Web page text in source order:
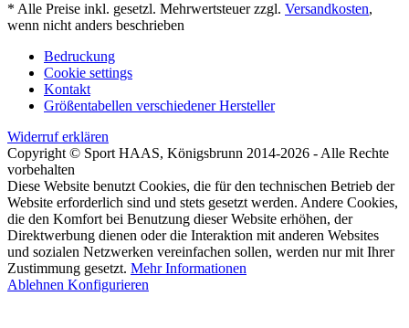
* Alle Preise inkl. gesetzl. Mehrwertsteuer zzgl. Versandkosten,
wenn nicht anders beschrieben
Bedruckung
Cookie settings
Kontakt
Größentabellen verschiedener Hersteller
Widerruf erklären
Copyright © Sport HAAS, Königsbrunn 2014-2026 - Alle Rechte
vorbehalten
Diese Website benutzt Cookies, die für den technischen Betrieb der
Website erforderlich sind und stets gesetzt werden. Andere Cookies,
die den Komfort bei Benutzung dieser Website erhöhen, der
Direktwerbung dienen oder die Interaktion mit anderen Websites
und sozialen Netzwerken vereinfachen sollen, werden nur mit Ihrer
Zustimmung gesetzt. Mehr Informationen
Ablehnen Konfigurieren